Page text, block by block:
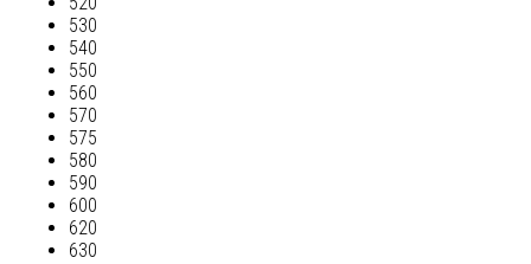
530
540
550
560
570
575
580
590
600
620
630